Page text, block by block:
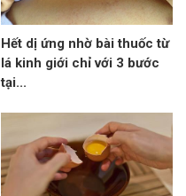
Hết dị ứng nhờ bài thuốc từ
lá kinh giới chỉ với 3 bước
tại...